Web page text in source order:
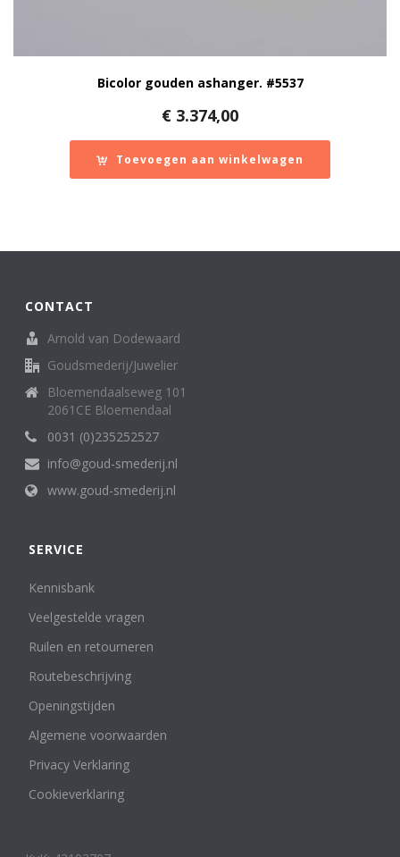
Bicolor gouden ashanger. #5537
€ 3.374,00
Toevoegen aan winkelwagen
CONTACT
Arnold van Dodewaard
Goudsmederij/Juwelier
Bloemendaalseweg 101
2061CE Bloemendaal
0031 (0)235252527
info@goud-smederij.nl
www.goud-smederij.nl
SERVICE
Kennisbank
Veelgestelde vragen
Ruilen en retourneren
Routebeschrijving
Openingstijden
Algemene voorwaarden
Privacy Verklaring
Cookieverklaring